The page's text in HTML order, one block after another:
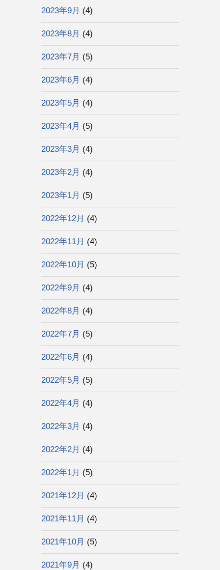
2023年9月 (4)
2023年8月 (4)
2023年7月 (5)
2023年6月 (4)
2023年5月 (4)
2023年4月 (5)
2023年3月 (4)
2023年2月 (4)
2023年1月 (5)
2022年12月 (4)
2022年11月 (4)
2022年10月 (5)
2022年9月 (4)
2022年8月 (4)
2022年7月 (5)
2022年6月 (4)
2022年5月 (5)
2022年4月 (4)
2022年3月 (4)
2022年2月 (4)
2022年1月 (5)
2021年12月 (4)
2021年11月 (4)
2021年10月 (5)
2021年9月 (4)